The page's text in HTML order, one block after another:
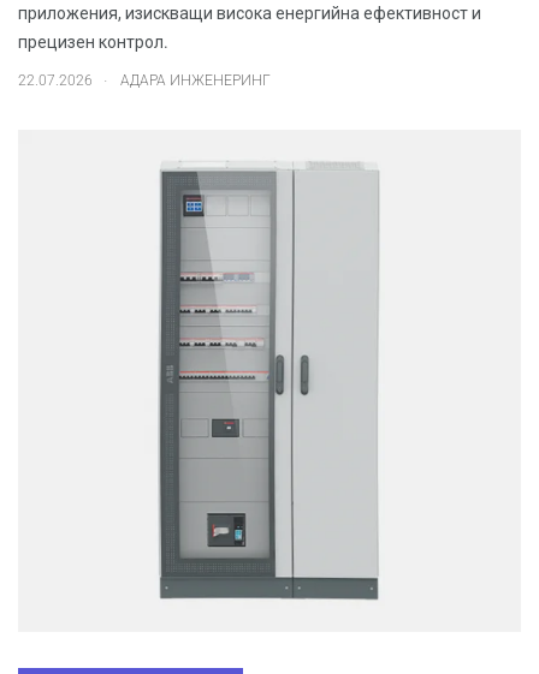
приложения, изискващи висока енергийна ефективност и
прецизен контрол.
22.07.2026 . АДАРА ИНЖЕНЕРИНГ